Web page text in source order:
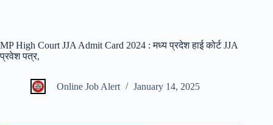
MP High Court JJA Admit Card 2024 : मध्य प्रदेश हाई कोर्ट JJA
प्रवेश पत्र,
Online Job Alert January 14, 2025